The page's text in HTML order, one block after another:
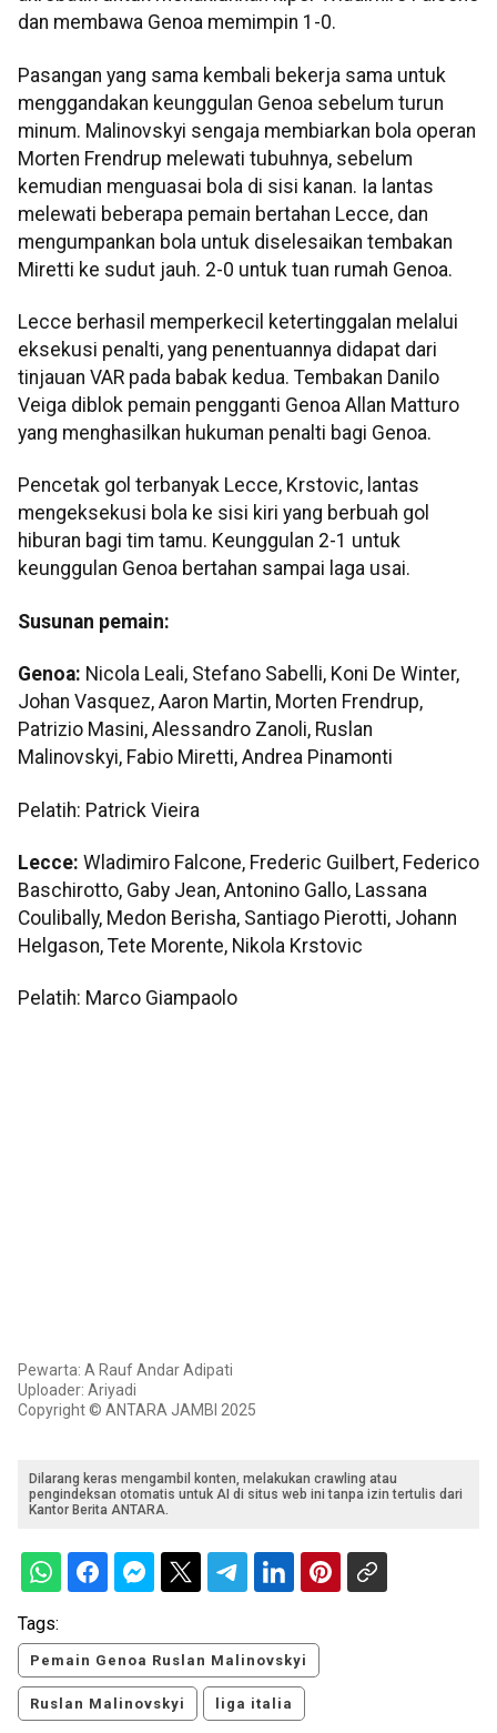
dan membawa Genoa memimpin 1-0.
Pasangan yang sama kembali bekerja sama untuk
menggandakan keunggulan Genoa sebelum turun
minum. Malinovskyi sengaja membiarkan bola operan
Morten Frendrup melewati tubuhnya, sebelum
kemudian menguasai bola di sisi kanan. Ia lantas
melewati beberapa pemain bertahan Lecce, dan
mengumpankan bola untuk diselesaikan tembakan
Miretti ke sudut jauh. 2-0 untuk tuan rumah Genoa.
Lecce berhasil memperkecil ketertinggalan melalui
eksekusi penalti, yang penentuannya didapat dari
tinjauan VAR pada babak kedua. Tembakan Danilo
Veiga diblok pemain pengganti Genoa Allan Matturo
yang menghasilkan hukuman penalti bagi Genoa.
Pencetak gol terbanyak Lecce, Krstovic, lantas
mengeksekusi bola ke sisi kiri yang berbuah gol
hiburan bagi tim tamu. Keunggulan 2-1 untuk
keunggulan Genoa bertahan sampai laga usai.
Susunan pemain:
Genoa: Nicola Leali, Stefano Sabelli, Koni De Winter,
Johan Vasquez, Aaron Martin, Morten Frendrup,
Patrizio Masini, Alessandro Zanoli, Ruslan
Malinovskyi, Fabio Miretti, Andrea Pinamonti
Pelatih: Patrick Vieira
Lecce: Wladimiro Falcone, Frederic Guilbert, Federico
Baschirotto, Gaby Jean, Antonino Gallo, Lassana
Coulibally, Medon Berisha, Santiago Pierotti, Johann
Helgason, Tete Morente, Nikola Krstovic
Pelatih: Marco Giampaolo
Pewarta: A Rauf Andar Adipati
Uploader: Ariyadi
Copyright © ANTARA JAMBI 2025
Dilarang keras mengambil konten, melakukan crawling atau
pengindeksan otomatis untuk AI di situs web ini tanpa izin tertulis dari
Kantor Berita ANTARA.
Tags:
Pemain Genoa Ruslan Malinovskyi
Ruslan Malinovskyi liga italia